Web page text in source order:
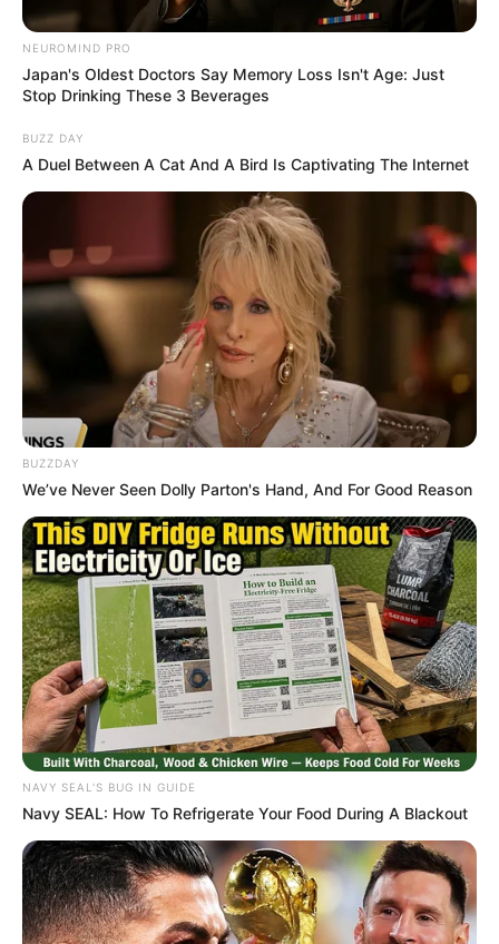
NEUROMIND PRO
Japan's Oldest Doctors Say Memory Loss Isn't Age: Just
Stop Drinking These 3 Beverages
BUZZ DAY
A Duel Between A Cat And A Bird Is Captivating The Internet
BUZZDAY
We’ve Never Seen Dolly Parton's Hand, And For Good Reason
NAVY SEAL'S BUG IN GUIDE
Navy SEAL: How To Refrigerate Your Food During A Blackout